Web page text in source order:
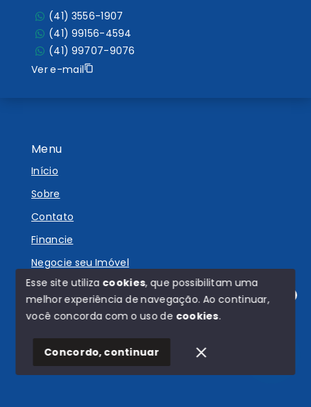
Olá! Estamos disponíveis para te ajudar.
Menu
Início
Sobre
Contato
Financie
Negocie seu Imóvel
© Copyright 2026 - Carvalho e Ventura - Todos os
SITE PARA IMOBILIARIA
(41) 3556-1907
(41) 99156-4594
(41) 99707-9076
Ver e-mail
Esse site utiliza cookies, que possibilitam uma
melhor experiência de navegação.Ao continuar,
você concorda com o uso de cookies.
Concordo, continuar